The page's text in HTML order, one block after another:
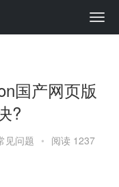
国产网页版
?
见问题 • 阅读 1237